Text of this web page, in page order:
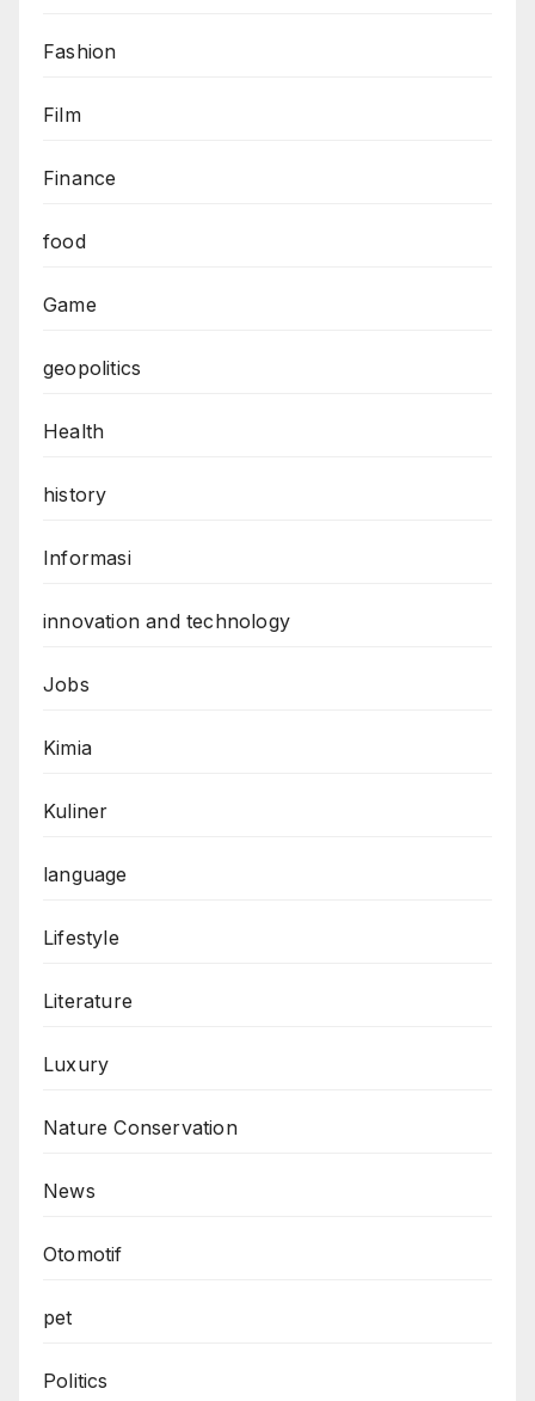
Fashion
Film
Finance
food
Game
geopolitics
Health
history
Informasi
innovation and technology
Jobs
Kimia
Kuliner
language
Lifestyle
Literature
Luxury
Nature Conservation
News
Otomotif
pet
Politics